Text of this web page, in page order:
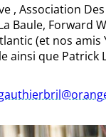
, Association
Baule, Forward
(et nos amis
ainsi que Patrick